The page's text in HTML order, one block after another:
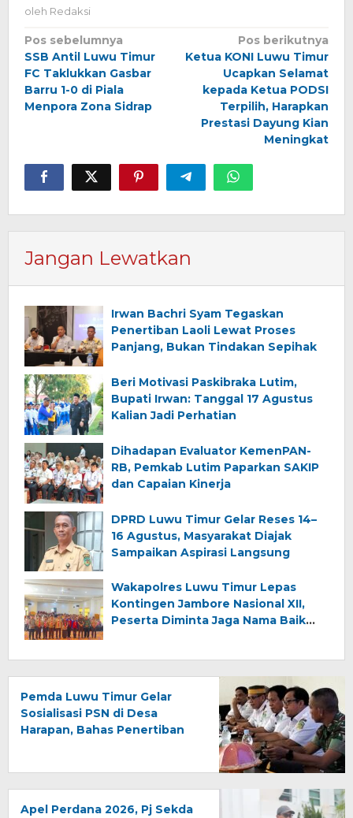
oleh Redaksi
Navigasi
pos
Pos sebelumnya
SSB Antil Luwu Timur
FC Taklukkan Gasbar
Barru 1-0 di Piala
Menpora Zona Sidrap
Pos berikutnya
Ketua KONI Luwu Timur
Ucapkan Selamat
kepada Ketua PODSI
Terpilih, Harapkan
Prestasi Dayung Kian
Meningkat
Jangan Lewatkan
Irwan Bachri Syam Tegaskan
Penertiban Laoli Lewat Proses
Panjang, Bukan Tindakan Sepihak
Beri Motivasi Paskibraka Lutim,
Bupati Irwan: Tanggal 17 Agustus
Kalian Jadi Perhatian
Dihadapan Evaluator KemenPAN-
RB, Pemkab Lutim Paparkan SAKIP
dan Capaian Kinerja
DPRD Luwu Timur Gelar Reses 14–
16 Agustus, Masyarakat Diajak
Sampaikan Aspirasi Langsung
Wakapolres Luwu Timur Lepas
Kontingen Jambore Nasional XII,
Peserta Diminta Jaga Nama Baik
Pemda Luwu Timur Gelar
Sosialisasi PSN di Desa
Harapan, Bahas Penertiban
Apel Perdana 2026, Pj Sekda